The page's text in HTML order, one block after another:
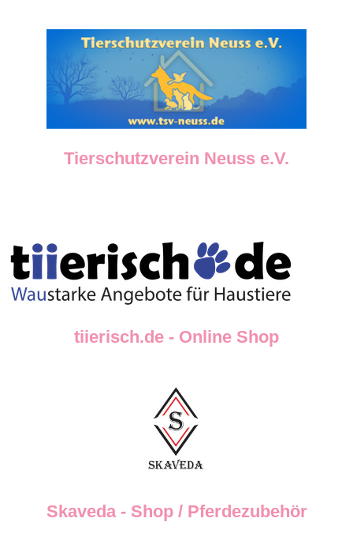
Tierschutzverein Neuss e.V.
tiierisch.de - Online Shop
Skaveda - Shop / Pferdezubehör